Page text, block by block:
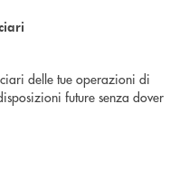
delle tue operazioni di
future senza dover